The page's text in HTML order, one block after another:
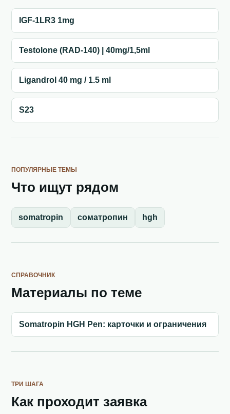
IGF-1LR3 1mg
Testolone (RAD-140) | 40mg/1,5ml
Ligandrol 40 mg / 1.5 ml
S23
ПОПУЛЯРНЫЕ ТЕМЫ
Что ищут рядом
somatropin соматропин hgh
СПРАВОЧНИК
Материалы по теме
Somatropin HGH Pen: карточки и ограничения
ТРИ ШАГА
Как проходит заявка